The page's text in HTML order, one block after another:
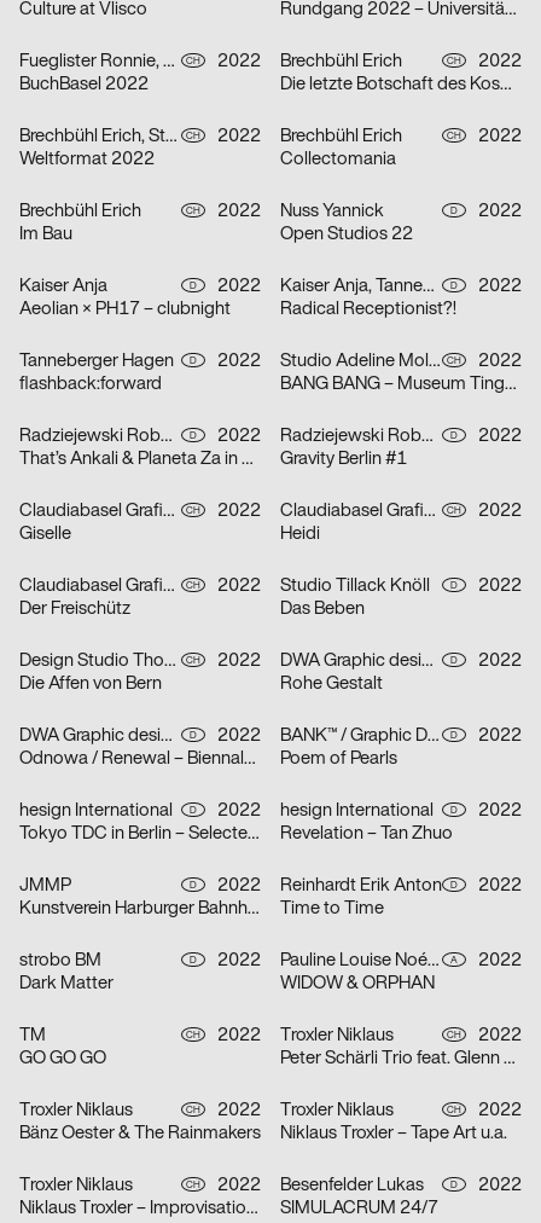
Culture at Vlisco
Rundgang 2022 – Universität der Künste Berlin
Fueglister Ronnie, Yves Graber, Christian Hofer CH
2022
BuchBasel 2022
Brechbühl Erich CH
2022
Die letzte Botschaft des Kosmonauten an die Frau, die er einst in der ehemaligen Sowjetunion liebte
Brechbühl Erich, Studio Feixen, Schaub Josh CH
2022
Weltformat 2022
Brechbühl Erich CH
2022
Collectomania
Brechbühl Erich CH
2022
Im Bau
Nuss Yannick D
2022
Open Studios 22
Kaiser Anja D
2022
Aeolian × PH17 – clubnight
Kaiser Anja, Tanneberger Hagen D
2022
Radical Receptionist?!
Tanneberger Hagen D
2022
flashback:forward
Studio Adeline Mollard CH
2022
BANG BANG – Museum Tinguely
Radziejewski Robert, Michal Veltruský D
2022
That’s Ankali & Planeta Za in October ’22
Radziejewski Robert, Michal Veltruský D
2022
Gravity Berlin #1
Claudiabasel Grafik & Interaktion CH
2022
Giselle
Claudiabasel Grafik & Interaktion CH
2022
Heidi
Claudiabasel Grafik & Interaktion, Lucian Kunz CH
2022
Der Freischütz
Studio Tillack Knöll D
2022
Das Beben
Design Studio Thom Pfister CH
2022
Die Affen von Bern
DWA Graphic design department D
2022
Rohe Gestalt
DWA Graphic design department D
2022
Odnowa / Renewal – Biennale Zielona Góra 2022
BANK™ / Graphic Design Today D
2022
Poem of Pearls
hesign International D
2022
Tokyo TDC in Berlin – Selected artworks of the Tokyo TDC annual awards 2021 & 2022
hesign International D
2022
Revelation – Tan Zhuo
JMMP D
2022
Kunstverein Harburger Bahnhof
Reinhardt Erik Anton D
2022
Time to Time
strobo BM D
2022
Dark Matter
Pauline Louise Noémi Jocher A
2022
WIDOW & ORPHAN
TM CH
2022
GO GO GO
Troxler Niklaus CH
2022
Peter Schärli Trio feat. Glenn Ferris
Troxler Niklaus CH
2022
Bänz Oester & The Rainmakers
Troxler Niklaus CH
2022
Niklaus Troxler – Tape Art u.a.
Troxler Niklaus CH
2022
Niklaus Troxler – Improvisationen
Besenfelder Lukas D
2022
SIMULACRUM 24/7